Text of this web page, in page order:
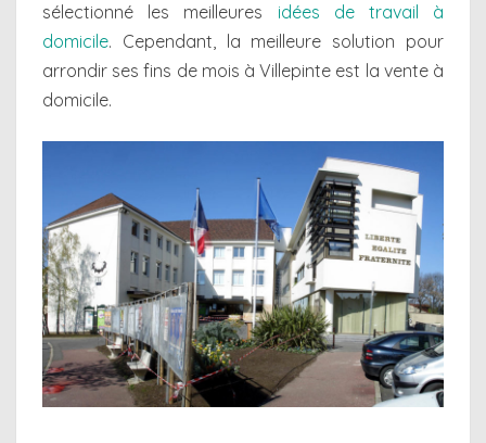
sélectionné les meilleures idées de travail à
domicile. Cependant, la meilleure solution pour
arrondir ses fins de mois à Villepinte est la vente à
domicile.